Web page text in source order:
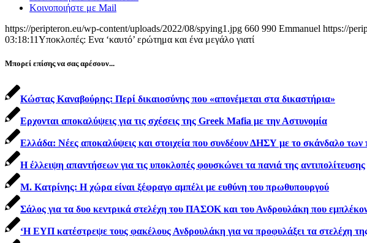
Κοινοποιήστε με Mail
https://peripteron.eu/wp-content/uploads/2022/08/spying1.jpg 660 990 Emmanuel https://
03:18:11Υποκλοπές: Ενα ‘καυτό’ ερώτημα και ένα μεγάλο γιατί
Μπορεί επίσης να σας αρέσουν...
Κώστας Καναβούρης: Περί δικαιοσύνης που «απονέμεται στα δικαστήρια»
Ερχονται αποκαλύψεις για τις σχέσεις της Greek Mafia με την Αστυνομία
Ελλάδα: Νέες αποκαλύψεις και στοιχεία που συνδέουν ΔΗΣΥ με το σκάνδαλο
Η έλλειψη απαντήσεων για τις υποκλοπές φουσκώνει τα πανιά της αντιπολίτευσης
Μ. Κατρίνης: Η χώρα είναι ξέφραγο αμπέλι με ευθύνη του πρωθυπουργού
Σάλος για τα δυο κεντρικά στελέχη του ΠΑΣΟΚ και του Ανδρουλάκη που
‘Η ΕΥΠ κατέστρεψε τους φακέλους Ανδρουλάκη για να προφυλάξει τα στελέχη